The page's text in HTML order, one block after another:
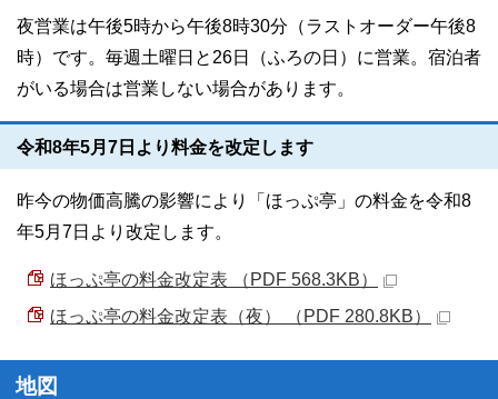
夜営業は午後5時から午後8時30分（ラストオーダー午後8
時）です。毎週土曜日と26日（ふろの日）に営業。宿泊者
がいる場合は営業しない場合があります。
令和8年5月7日より料金を改定します
昨今の物価高騰の影響により「ほっぷ亭」の料金を令和8
年5月7日より改定します。
ほっぷ亭の料金改定表 （PDF 568.3KB）
ほっぷ亭の料金改定表（夜） （PDF 280.8KB）
地図